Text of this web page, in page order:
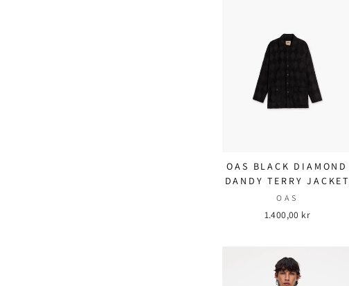
OAS BLACK DIAMOND
DANDY TERRY JACKET
OAS
1.400,00 kr